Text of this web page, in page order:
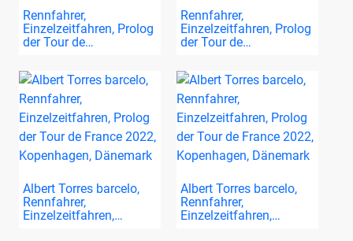
Rennfahrer,
Einzelzeitfahren, Prolog
der Tour de…
Rennfahrer,
Einzelzeitfahren, Prolog
der Tour de…
Albert Torres barcelo,
Rennfahrer,
Einzelzeitfahren,…
Albert Torres barcelo,
Rennfahrer,
Einzelzeitfahren,…